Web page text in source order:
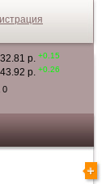
0
32.81 р. +0.15
43.92 р. +0.26